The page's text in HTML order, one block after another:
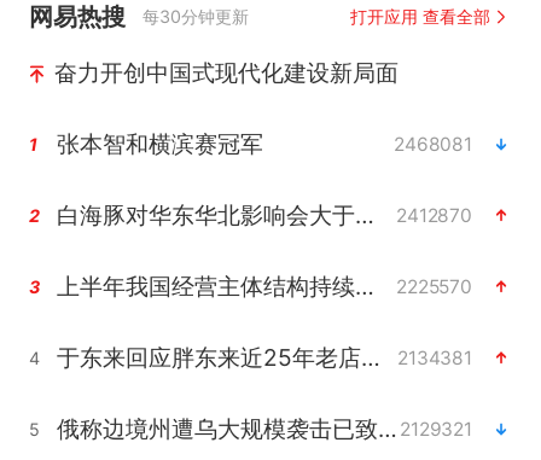
网易热搜 每30分钟更新 打开应用 查看全部
奋力开创中国式现代化建设新局面
1 张本智和横滨赛冠军 2468081
2 白海豚对华东华北影响会大于巴威 2412870
3 上半年我国经营主体结构持续优化 2225570
4 于东来回应胖东来近25年老店年底关闭 2134381
5 俄称边境州遭乌大规模袭击已致13伤 2129321